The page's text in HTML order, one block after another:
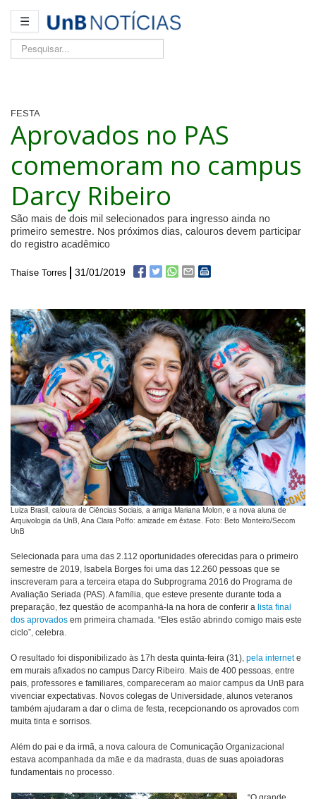
☰
Pesquisar...
FESTA
Aprovados no PAS
comemoram no campus
Darcy Ribeiro
São mais de dois mil selecionados para ingresso ainda no
primeiro semestre. Nos próximos dias, calouros devem participar
do registro acadêmico
Thaíse Torres 31/01/2019
Luiza Brasil, caloura de Ciências Sociais, a amiga Mariana Molon, e a nova aluna de
Arquivologia da UnB, Ana Clara Poffo: amizade em êxtase. Foto: Beto Monteiro/Secom
UnB
Selecionada para uma das 2.112 oportunidades oferecidas para o primeiro
semestre de 2019, Isabela Borges foi uma das 12.260 pessoas que se
inscreveram para a terceira etapa do Subprograma 2016 do Programa de
Avaliação Seriada (PAS). A família, que esteve presente durante toda a
preparação, fez questão de acompanhá-la na hora de conferir a lista final
dos aprovados em primeira chamada. “Eles estão abrindo comigo mais este
ciclo”, celebra.
O resultado foi disponibilizado às 17h desta quinta-feira (31), pela internete
em murais afixados no campus Darcy Ribeiro. Mais de 400 pessoas, entre
pais, professores e familiares, compareceram ao maior campus da UnB para
vivenciar expectativas. Novos colegas de Universidade, alunos veteranos
também ajudaram a dar o clima de festa, recepcionando os aprovados com
muita tinta e sorrisos.
Além do pai e da irmã, a nova caloura de Comunicação Organizacional
estava acompanhada da mãe e da madrasta, duas de suas apoiadoras
fundamentais no processo.